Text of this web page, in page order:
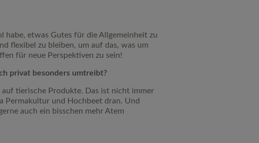
habe, etwas Gutes für die Allgemeinheit zu
flexibel zu bleiben, um auf das, was um
für neue Perspektiven zu sein!
privat besonders umtreibt?
tierische Produkte. Das ist nicht immer
Permakultur und Hochbeet dran. Und
auch ein bisschen mehr Atem